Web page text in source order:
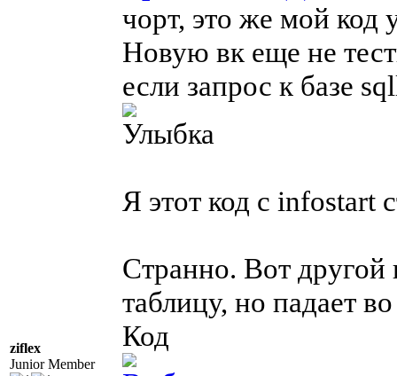
ziflex
Junior Member
чорт, это же мой код
Новую вк еще не
если запрос к базе
Я этот код c infostart
Странно. Вот другой
таблицу, но падает
Код